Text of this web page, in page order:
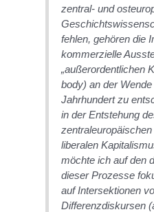
zentral- und
fehlen, gehören die
kommerzielle
„außerordentlichen
body) an der
Jahrhundert zu
in der Entstehung
liberalen
möchte ich auf den
dieser Prozesse
auf Intersektionen
Differenzdiskursen